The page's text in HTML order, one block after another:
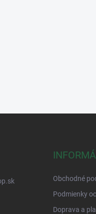
Obchodné
Podmienky
Doprava a